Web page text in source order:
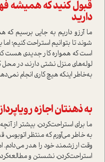
قبول کنید که همیشه
دارید
ما آرزو داریم به جایی برسیم که
شوند تا بتوانیم استراحت کنیم؛
است که همواره کار جدیدی هست که
لوله‌های منزل نشتی دارند، در محل
به‌خاطر اینکه هیچ کاری انجام
به ذهنتان اجازه
ما برای استراحت‌کردن، بیشتر از
به خاطر می‌آورم که منتظر اتوبوس،
وقت ارزشمند خود را هدر می‌دادم.
استراحت‌کردن، نشستن و